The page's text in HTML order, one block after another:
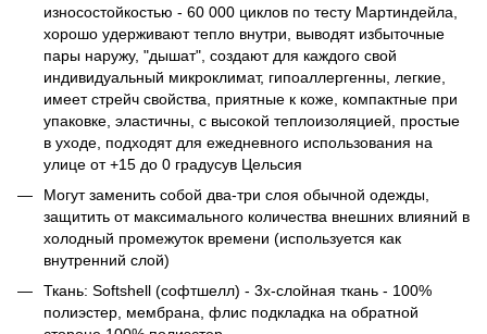
износостойкостью - 60 000 циклов по тесту Мартиндейла,
хорошо удерживают тепло внутри, выводят избыточные
пары наружу, "дышат", создают для каждого свой
индивидуальный микроклимат, гипоаллергенны, легкие,
имеет стрейч свойства, приятные к коже, компактные при
упаковке, эластичны, с высокой теплоизоляцией, простые
в уходе, подходят для ежедневного использования на
улице от +15 до 0 градусув Цельсия
Могут заменить собой два-три слоя обычной одежды,
защитить от максимального количества внешних влияний в
холодный промежуток времени (используется как
внутренний слой)
Ткань: Softshell (софтшелл) - 3x-слойная ткань - 100%
полиэстер, мембрана, флис подкладка на обратной